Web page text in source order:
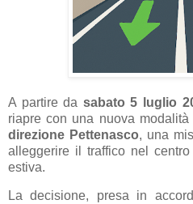
A partire da sabato 5 luglio
riapre con una nuova modalità
direzione Pettenasco, una
alleggerire il traffico nel
estiva.
La decisione, presa in